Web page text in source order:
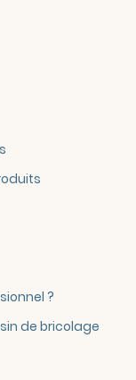
?
de bricolage